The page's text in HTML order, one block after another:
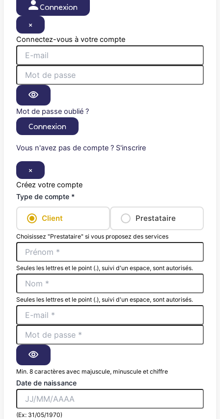
Connexion
×
Connectez-vous à votre compte
Mot de passe oublié ?
Connexion
Vous n'avez pas de compte ? S'inscrire
×
Créez votre compte
Type de compte *
Client Prestataire
Choisissez "Prestataire" si vous proposez des services
Seules les lettres et le point (.), suivi d'un espace, sont autorisés.
Seules les lettres et le point (.), suivi d'un espace, sont autorisés.
Min. 8 caractères avec majuscule, minuscule et chiffre
Date de naissance
(Ex: 31/05/1970)